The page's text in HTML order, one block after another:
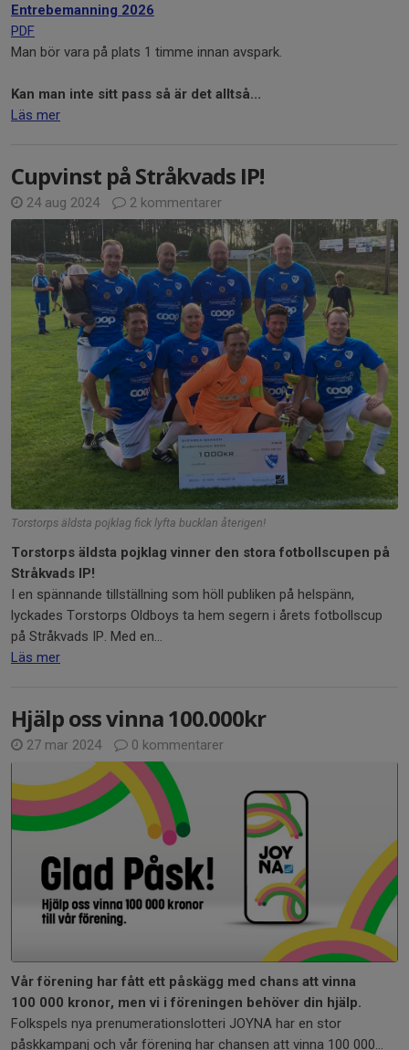
Entrebemanning 2026
PDF
Man bör vara på plats 1 timme innan avspark.
Kan man inte sitt pass så är det alltså...
Läs mer
Cupvinst på Stråkvads IP!
24 aug 2024 2 kommentarer
Torstorps äldsta pojklag fick lyfta bucklan återigen!
Torstorps äldsta pojklag vinner den stora fotbollscupen på
Stråkvads IP!
I en spännande tillställning som höll publiken på helspänn,
lyckades Torstorps Oldboys ta hem segern i årets fotbollscup
på Stråkvads IP. Med en...
Läs mer
Hjälp oss vinna 100.000kr
27 mar 2024 0 kommentarer
Vår förening har fått ett påskägg med chans att vinna
100 000 kronor, men vi i föreningen behöver din hjälp.
Folkspels nya prenumerationslotteri JOYNA har en stor
påskkampanj och vår förening har chansen att vinna 100 000...